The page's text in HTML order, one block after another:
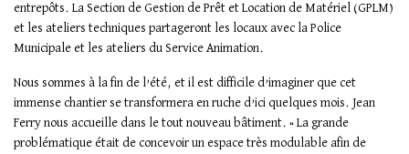
entrepôts. La Section de Gestion de Prêt et Location de Matériel (GPLM)
et les ateliers techniques partageront les locaux avec la Police
Municipale et les ateliers du Service Animation.
Nous sommes à la fin de l’été, et il est difficile d’imaginer que cet
immense chantier se transformera en ruche d’ici quelques mois. Jean
Ferry nous accueille dans le tout nouveau bâtiment. « La grande
problématique était de concevoir un espace très modulable afin de